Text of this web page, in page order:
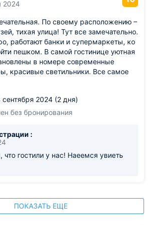
2024
По своему расположению –
тихая улица! Тут все замечательно.
работают банки и супермаркеты, ко
пешком. В самой гостинице уютная
в номере современные
красивые светильники. Все самое
сентября 2024 (2 дня)
без бронирования
:
что гостили у нас! Наеемся увиеть
ПОКАЗАТЬ ЕЩЕ